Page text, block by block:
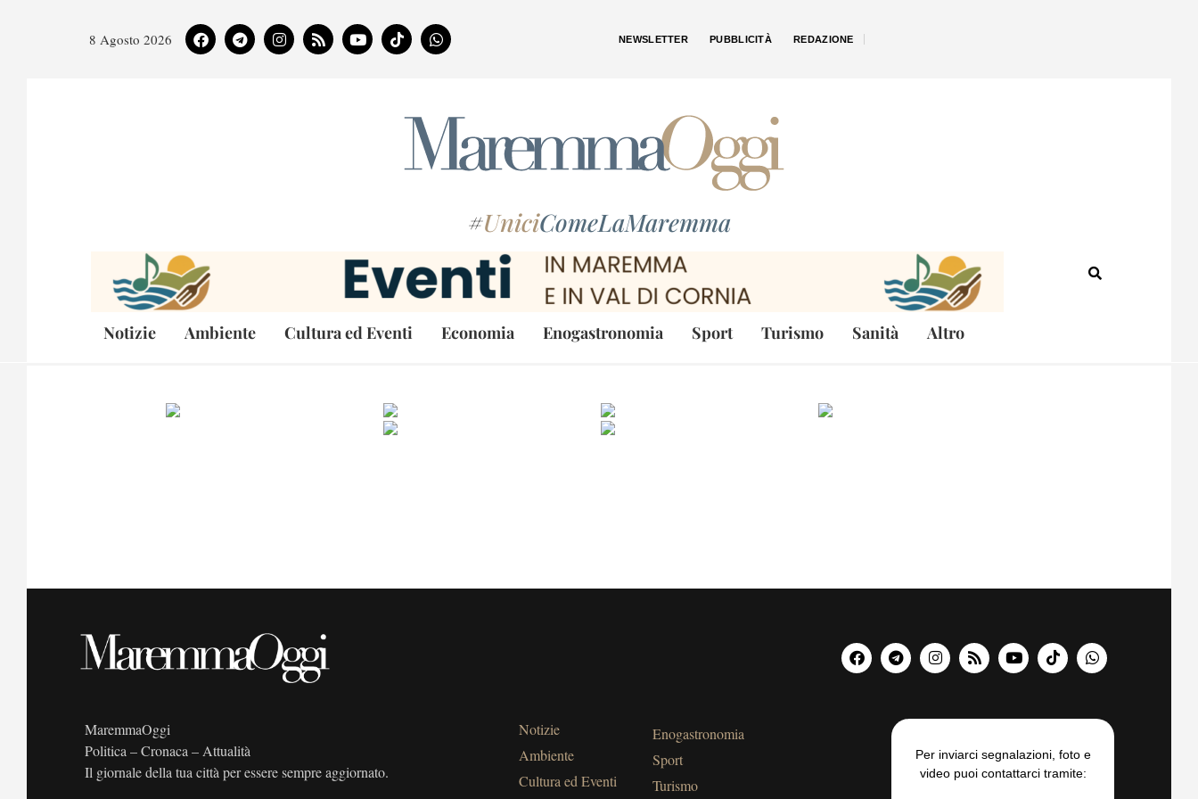
8 Agosto 2026 NEWSLETTER PUBBLICITÀ REDAZIONE
#UniciComeLaMaremma
Notizie Ambiente Cultura ed Eventi Economia Enogastronomia Sport Turismo Sanità Altro
MaremmaOggi
Politica – Cronaca – Attualità
Il giornale della tua città per essere sempre aggiornato.
Notizie
Ambiente
Cultura ed Eventi
Enogastronomia
Sport
Turismo
Per inviarci segnalazioni, foto e
video puoi contattarci tramite: